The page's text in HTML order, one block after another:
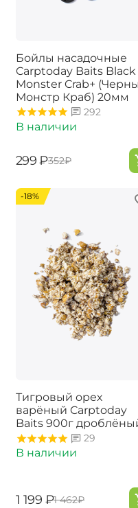
Бойлы насадочные
Carptoday Baits Black
Monster Crab+
Монстр Краб) 20мм
292
В наличии
‍299‍ ₽‍352‍₽
-18%
Тигровый орех
варёный Carptoday
Baits 900г
29
В наличии
‍1 199‍ ₽‍1 462‍₽